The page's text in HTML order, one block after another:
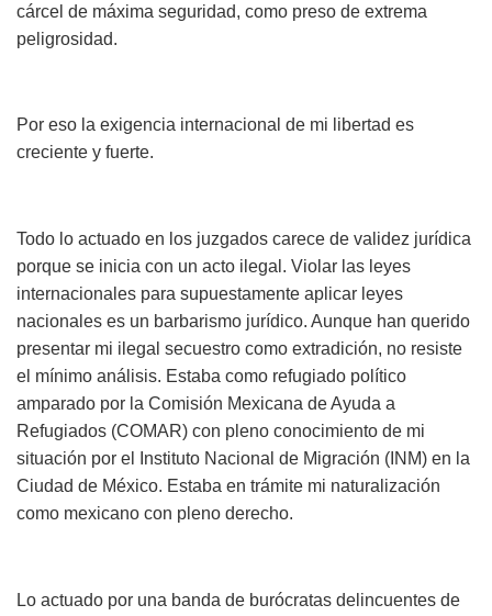
cárcel de máxima seguridad, como preso de extrema
peligrosidad.
Por eso la exigencia internacional de mi libertad es
creciente y fuerte.
Todo lo actuado en los juzgados carece de validez jurídica
porque se inicia con un acto ilegal. Violar las leyes
internacionales para supuestamente aplicar leyes
nacionales es un barbarismo jurídico. Aunque han querido
presentar mi ilegal secuestro como extradición, no resiste
el mínimo análisis. Estaba como refugiado político
amparado por la Comisión Mexicana de Ayuda a
Refugiados (COMAR) con pleno conocimiento de mi
situación por el Instituto Nacional de Migración (INM) en la
Ciudad de México. Estaba en trámite mi naturalización
como mexicano con pleno derecho.
Lo actuado por una banda de burócratas delincuentes de